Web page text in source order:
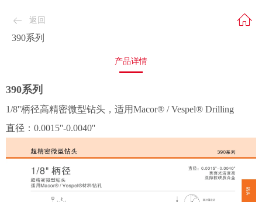
返回
390系列
产品详情
390系列
1/8''柄径高精密微型钻头，适用Macor® / Vespel® Drilling
直径：0.0015''-0.0040''